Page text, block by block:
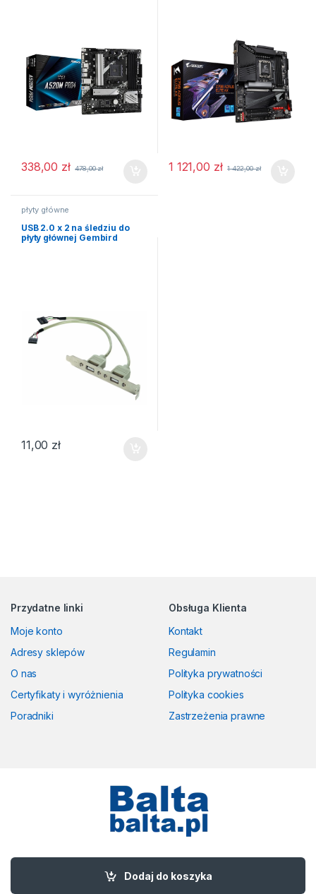
Dodaj do koszyka
338,00 zł 478,00zł 1 121,00 zł 1 422,00zł
płyty główne
USB 2.0 x 2 na śledziu do
płyty głównej Gembird
11,00 zł
Przydatne linki
Moje konto
Adresy sklepów
O nas
Certyfikaty i wyróżnienia
Poradniki
Obsługa Klienta
Kontakt
Regulamin
Polityka prywatności
Polityka cookies
Zastrzeżenia prawne
Masz pytania? Zadzwoń!
58 524 50 00